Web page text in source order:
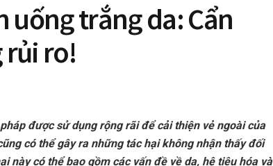
uống trắng da: Cẩn
ro!
được sử dụng rộng rãi để cải thiện vẻ ngoài của
có thể gây ra những tác hại không nhận thấy đối
này có thể bao gồm các vấn đề về da, hệ tiêu hóa và